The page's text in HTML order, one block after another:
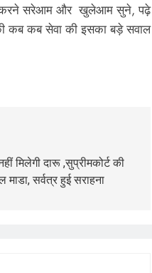
करने सरेआम और खुलेआम सुने, पढ़े
कब कब सेवा की इसका बड़े सवाल
मिलेगी दारू ,सुप्रीमकोर्ट की
सर्वत्र हुई सराहना